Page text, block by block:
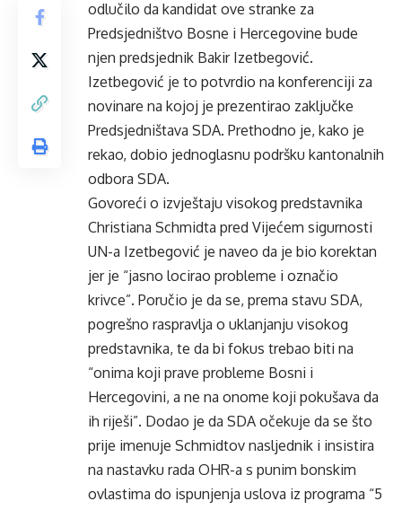
odlučilo da kandidat ove stranke za
Predsjedništvo Bosne i Hercegovine bude
njen predsjednik Bakir Izetbegović.
Izetbegović je to potvrdio na konferenciji za
novinare na kojoj je prezentirao zaključke
Predsjedništava SDA. Prethodno je, kako je
rekao, dobio jednoglasnu podršku kantonalnih
odbora SDA.
Govoreći o izvještaju visokog predstavnika
Christiana Schmidta pred Vijećem sigurnosti
UN-a Izetbegović je naveo da je bio korektan
jer je “jasno locirao probleme i označio
krivce”. Poručio je da se, prema stavu SDA,
pogrešno raspravlja o uklanjanju visokog
predstavnika, te da bi fokus trebao biti na
“onima koji prave probleme Bosni i
Hercegovini, a ne na onome koji pokušava da
ih riješi”. Dodao je da SDA očekuje da se što
prije imenuje Schmidtov nasljednik i insistira
na nastavku rada OHR-a s punim bonskim
ovlastima do ispunjenja uslova iz programa “5